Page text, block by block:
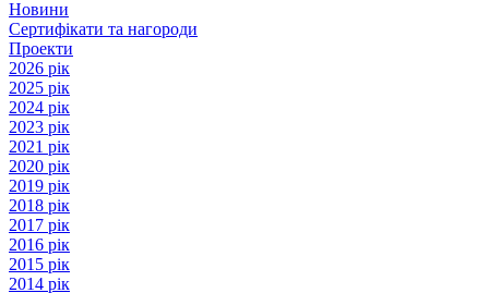
Новини
Сертифікати та нагороди
Проекти
2026 рік
2025 рік
2024 рік
2023 рік
2021 рік
2020 рік
2019 рік
2018 рік
2017 рік
2016 рік
2015 рік
2014 рік